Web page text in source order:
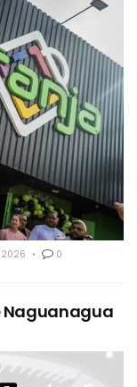
2026 0
Naguanagua